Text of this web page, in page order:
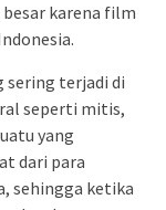
karena film
sering terjadi di
seperti mitis,
yang
dari para
sehingga ketika